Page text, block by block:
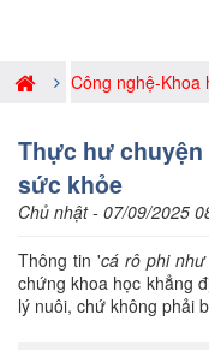
Công nghệ-Khoa
Thực hư chuyện
sức khỏe
Chủ nhật - 07/09/2025
Thông tin 'cá rô phi
chứng khoa học khẳng
lý nuôi, chứ không phải